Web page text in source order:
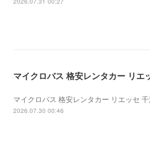
マイクロバス 格安レンタカー リ
マイクロバス 格安レンタカー リエッセ
2026.07.30 00:46